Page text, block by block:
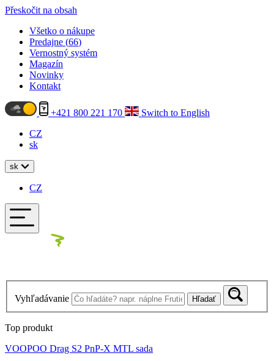
Přeskočit na obsah
Všetko o nákupe
Predajne (66)
Vernostný systém
Magazín
Novinky
Kontakt
+421 800 221 170
Switch to English
CZ
sk
sk
CZ
Vyhľadávanie Hľadať
Top produkt
VOOPOO Drag S2 PnP-X MTL sada